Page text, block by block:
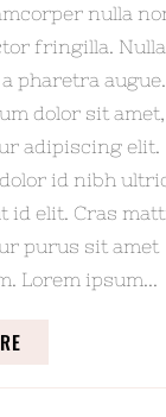
nulla
fringilla.
pharetra augue.
dolor sit amet,
adipiscing elit.
id nibh
id elit. Cras
purus sit amet
Lorem ipsum...